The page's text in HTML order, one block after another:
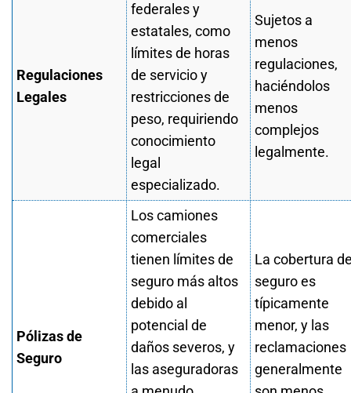
Regulaciones
Legales
federales y
estatales, como
límites de horas
de servicio y
restricciones de
peso, requiriendo
conocimiento
legal
especializado.
Sujetos a
menos
regulaciones,
haciéndolos
menos
complejos
legalmente.
Pólizas de
Seguro
Los camiones
comerciales
tienen límites de
seguro más altos
debido al
potencial de
daños severos, y
las aseguradoras
La cobertura
seguro es
típicamente
menor, y las
reclamaciones
generalmente